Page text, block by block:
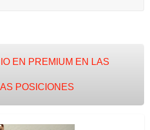
EN PREMIUM EN LAS
POSICIONES